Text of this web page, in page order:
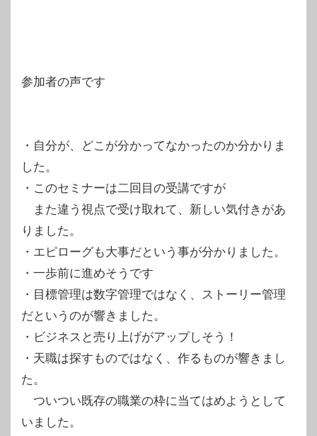
参加者の声です
・自分が、どこが分かってなかったのか分かりま
した。
・このセミナーは二回目の受講ですが
また違う視点で受け取れて、新しい気付きがあ
りました。
・エピローグも大事だという事が分かりました。
・一歩前に進めそうです
・目標管理は数字管理ではなく、ストーリー管理
だというのが響きました。
・ビジネスと売り上げがアップしそう！
・天職は探すものではなく、作るものが響きまし
た。
ついつい既存の職業の枠に当てはめようとして
いました。